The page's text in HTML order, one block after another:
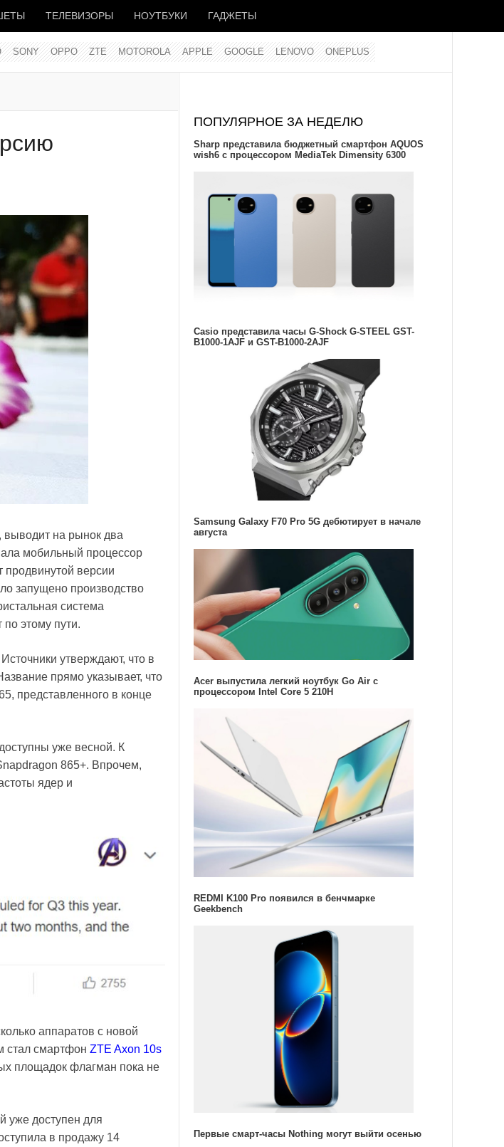
ТЕЛЕВИЗОРЫ НОУТБУКИ ГАДЖЕТЫ
SONY OPPO ZTE MOTOROLA APPLE GOOGLE LENOVO ONEPLUS
выводит на рынок два
мобильный процессор
продвинутой версии
запущено производство
система
этому пути.
утверждают, что в
прямо указывает, что
представленного в конце
уже весной. К
865+. Впрочем,
ядер и
аппаратов с новой
стал смартфон ZTE Axon 10s
площадок флагман пока не
уже доступен для
в продажу 14
ПОПУЛЯРНОЕ ЗА НЕДЕЛЮ
Sharp представила бюджетный смартфон AQUOS
wish6 с процессором MediaTek Dimensity 6300
Casio представила часы G-Shock G-STEEL GST-
B1000-1AJF и GST-B1000-2AJF
Samsung Galaxy F70 Pro 5G дебютирует в начале
августа
Acer выпустила легкий ноутбук Go Air c
процессором Intel Core 5 210H
REDMI K100 Pro появился в бенчмарке
Geekbench
Первые смарт-часы Nothing могут выйти осенью